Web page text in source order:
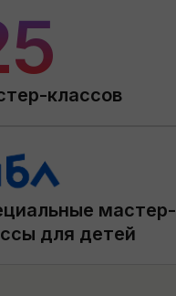
классов
мастер-
для детей